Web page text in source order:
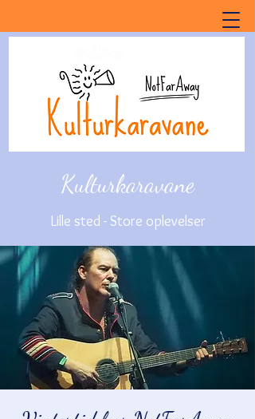
Kulturkaravane
Lille sted - Store oplevelser